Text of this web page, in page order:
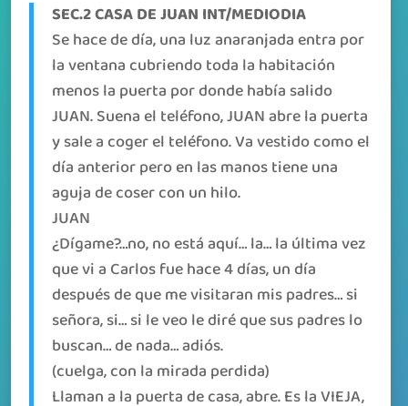
SEC.2 CASA DE JUAN INT/MEDIODIA
Se hace de día, una luz anaranjada entra por
la ventana cubriendo toda la habitación
menos la puerta por donde había salido
JUAN. Suena el teléfono, JUAN abre la puerta
y sale a coger el teléfono. Va vestido como el
día anterior pero en las manos tiene una
aguja de coser con un hilo.
JUAN
¿Dígame?…no, no está aquí… la… la última vez
que vi a Carlos fue hace 4 días, un día
después de que me visitaran mis padres… si
señora, si… si le veo le diré que sus padres lo
buscan… de nada… adiós.
(cuelga, con la mirada perdida)
Llaman a la puerta de casa, abre. Es la VIEJA,